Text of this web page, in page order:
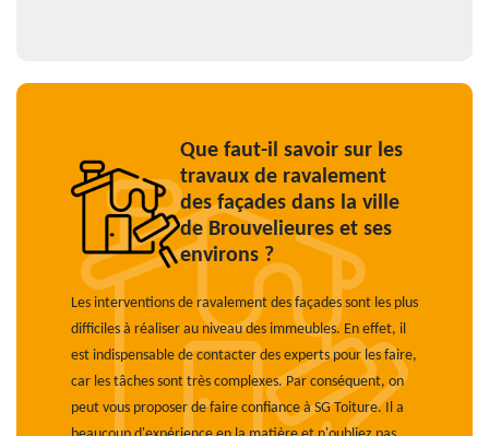
Que faut-il savoir sur les
travaux de ravalement
des façades dans la ville
de Brouvelieures et ses
environs ?
Les interventions de ravalement des façades sont les plus
difficiles à réaliser au niveau des immeubles. En effet, il
est indispensable de contacter des experts pour les faire,
car les tâches sont très complexes. Par conséquent, on
peut vous proposer de faire confiance à SG Toiture. Il a